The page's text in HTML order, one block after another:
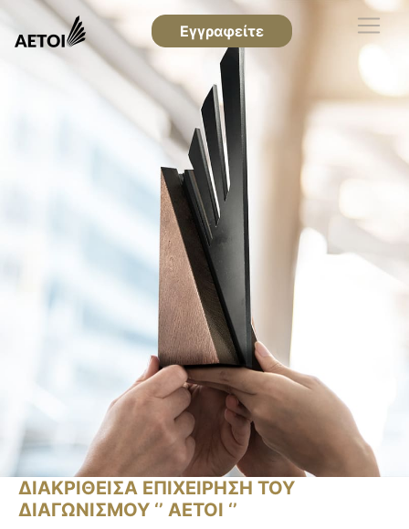
Εγγραφείτε
ΔΙΑΚΡΙΘΕΙΣΑ ΕΠΙΧΕΙΡΗΣΗ ΤΟΥ
ΔΙΑΓΩΝΙΣΜΟΥ ‘’ ΑΕΤΟΙ ‘’